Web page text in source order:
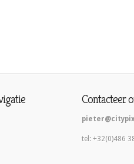
Contacteer
tel: +32(0)486